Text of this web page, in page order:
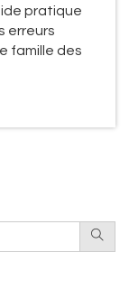
pratique
erreurs
famille des